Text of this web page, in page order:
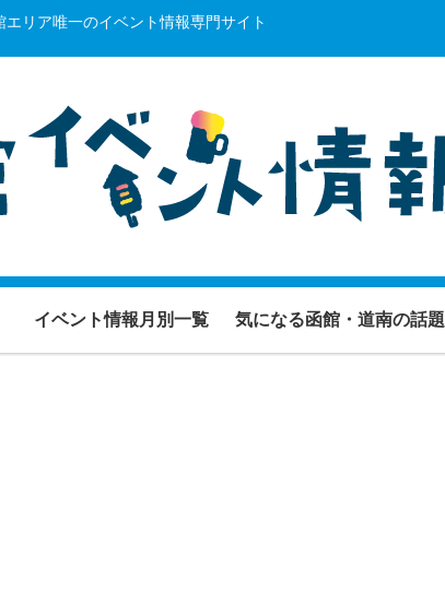
エリア唯一のイベント情報専門サイト
イベント情報月別一覧 気になる函館・道南の話題